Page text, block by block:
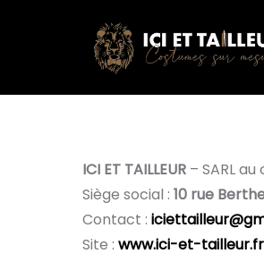
ICI ET TAILLEUR – SARL
Siège social : 10 rue
Contact :
Site : www.ici-et-tailleur.fr